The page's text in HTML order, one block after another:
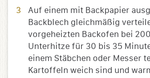
Auf einem mit Backpapier
Backblech gleichmäßig
vorgeheizten Backofen bei
Unterhitze für 30 bis 35
einem Stäbchen oder Messer
Kartoffeln weich sind und